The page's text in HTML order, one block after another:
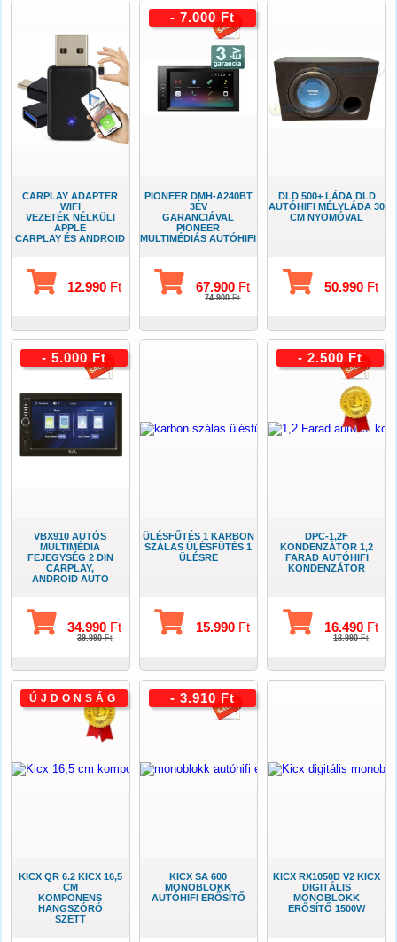
CARPLAY ADAPTER
WIFI
VEZETÉK NÉLKÜLI
APPLE
CARPLAY ÉS ANDROID
12.990 Ft
PIONEER DMH-A240BT
3ÉV
GARANCIÁVAL
PIONEER
MULTIMÉDIÁS AUTÓHIFI
67.900Ft
74.900Ft
- 7.000 Ft
DLD 500+ LÁDA DLD
AUTÓHIFI MÉLYLÁDA 30
CM NYOMÓVAL
50.990Ft
VBX910 AUTÓS
MULTIMÉDIA
FEJEGYSÉG 2 DIN
CARPLAY,
ANDROID AUTO
34.990 Ft
39.990Ft
- 5.000 Ft
ÜLÉSFŰTÉS 1 KARBON
SZÁLAS ÜLÉSFŰTÉS 1
ÜLÉSRE
15.990Ft
DPC-1,2F
KONDENZÁTOR 1,2
FARAD AUTÓHIFI
KONDENZÁTOR
16.490Ft
18.990Ft
- 2.500 Ft
KICX QR 6.2 KICX 16,5
CM
KOMPONENS
HANGSZÓRÓ
SZETT
ÚJDONSÁG
KICX SA 600
MONOBLOKK
AUTÓHIFI ERŐSÍTŐ
- 3.910 Ft
KICX RX1050D V2 KICX
DIGITÁLIS
MONOBLOKK
ERŐSÍTŐ 1500W